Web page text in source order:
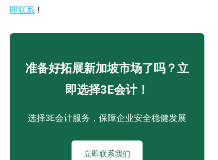
即联系 ！
准备好拓展新加坡市场了吗？立
即选择3E会计！
选择3E会计服务，保障企业安全稳健发展
立即联系我们